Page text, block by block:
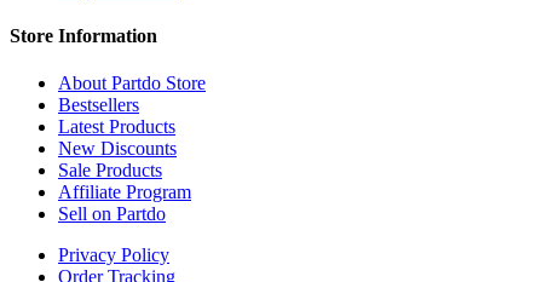
Store Information
About Partdo Store
Bestsellers
Latest Products
New Discounts
Sale Products
Affiliate Program
Sell on Partdo
Privacy Policy
Order Tracking